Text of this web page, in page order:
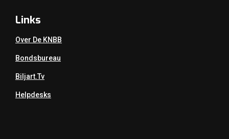
Links
Over De KNBB
Bondsbureau
Biljart.tv
Helpdesks